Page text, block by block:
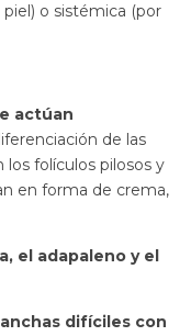
piel) o sistémica (por
actúan
de las
los folículos pilosos y
en forma de crema,
el adapaleno y el
difíciles con